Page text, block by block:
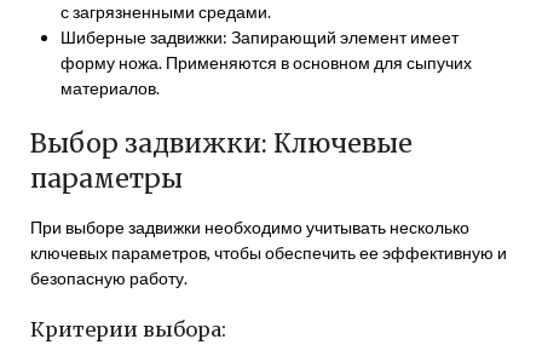
с загрязненными средами.
Шиберные задвижки: Запирающий элемент имеет
форму ножа. Применяются в основном для сыпучих
материалов.
Выбор задвижки: Ключевые
параметры
При выборе задвижки необходимо учитывать несколько
ключевых параметров, чтобы обеспечить ее эффективную и
безопасную работу.
Критерии выбора: